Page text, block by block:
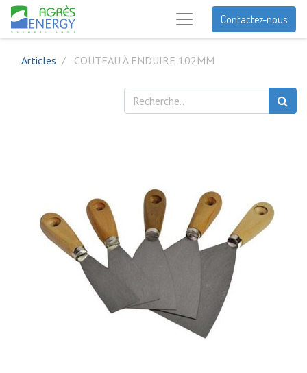
Contactez-nous
Articles COUTEAU À ENDUIRE 102MM